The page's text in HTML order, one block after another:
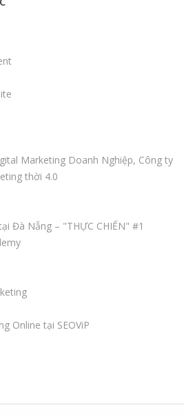
Marketing Doanh Nghiệp, Công ty
thời 4.0
Đà Nẵng – "THỰC CHIẾN" #1
Online tại SEOViP